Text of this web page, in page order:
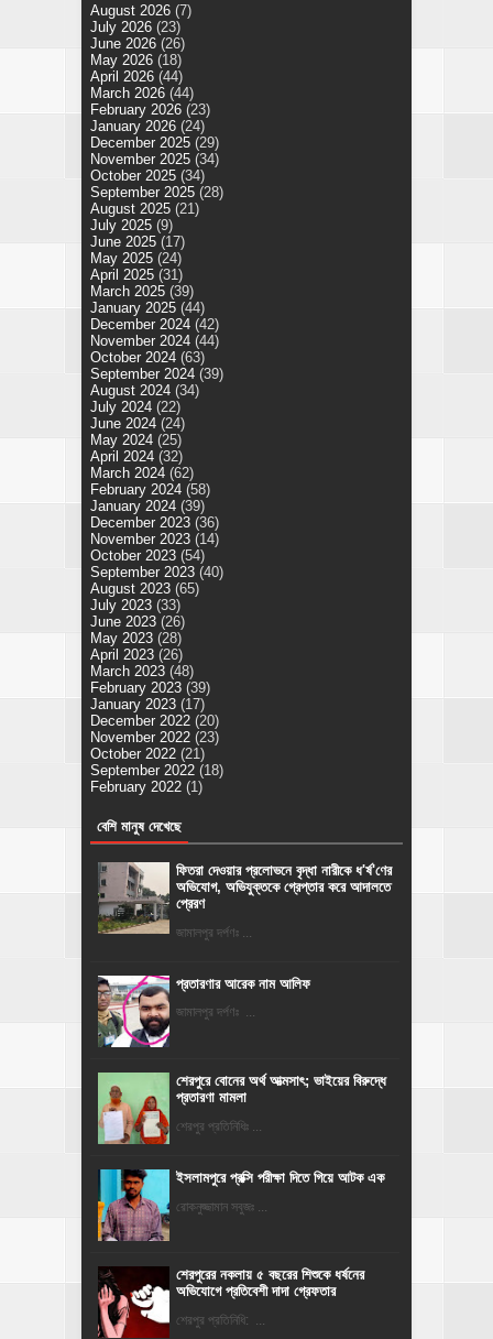
August 2026 (7)
July 2026 (23)
June 2026 (26)
May 2026 (18)
April 2026 (44)
March 2026 (44)
February 2026 (23)
January 2026 (24)
December 2025 (29)
November 2025 (34)
October 2025 (34)
September 2025 (28)
August 2025 (21)
July 2025 (9)
June 2025 (17)
May 2025 (24)
April 2025 (31)
March 2025 (39)
January 2025 (44)
December 2024 (42)
November 2024 (44)
October 2024 (63)
September 2024 (39)
August 2024 (34)
July 2024 (22)
June 2024 (24)
May 2024 (25)
April 2024 (32)
March 2024 (62)
February 2024 (58)
January 2024 (39)
December 2023 (36)
November 2023 (14)
October 2023 (54)
September 2023 (40)
August 2023 (65)
July 2023 (33)
June 2023 (26)
May 2023 (28)
April 2023 (26)
March 2023 (48)
February 2023 (39)
January 2023 (17)
December 2022 (20)
November 2022 (23)
October 2022 (21)
September 2022 (18)
February 2022 (1)
বেশি মানুষ দেখেছে
ফিতরা দেওয়ার প্রলোভনে বৃদ্ধা নারীকে ধ'র্ষ'ণের
অভিযোগ, অভিযুক্তকে গ্রেপ্তার করে আদালতে
প্রেরণ
জামালপুর দর্পণঃ ...
প্রতারণার আরেক নাম আলিফ
জামালপুর দর্পণঃ ...
শেরপুরে বোনের অর্থ আত্মসাৎ; ভাইয়ের বিরুদ্ধে
প্রতারণা মামলা
শেরপুর প্রতিনিধিঃ ...
ইসলামপুরে প্রক্সি পরীক্ষা দিতে গিয়ে আটক এক
রোকনুজ্জামান সবুজঃ ...
শেরপুরের নকলায় ৫ বছরের শিশুকে ধর্ষনের
অভিযোগে প্রতিবেশী দাদা গ্রেফতার
শেরপুর প্রতিনিধি: ...